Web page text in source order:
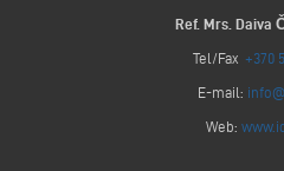
Ref. Mrs. Daiva
Tel/Fax +370
E-mail:
Web: